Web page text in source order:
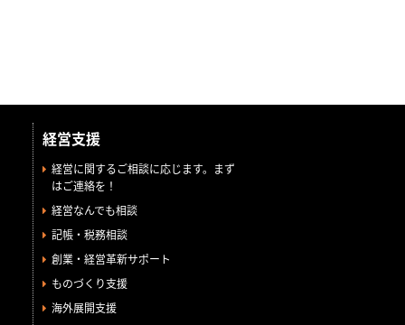
経営支援
経営に関するご相談に応じます。まず
はご連絡を！
経営なんでも相談
記帳・税務相談
創業・経営革新サポート
ものづくり支援
海外展開支援